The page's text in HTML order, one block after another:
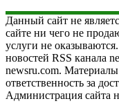
Данный сайт не
сайте ни чего не
услуги не
новостей RSS канала
newsru.com.
ответственность за
Администрация сайта